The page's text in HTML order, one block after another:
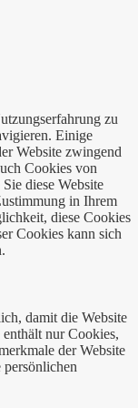
zu
Einige
Website zwingend
Cookies von
diese Website
in Ihrem
diese Cookies
Cookies kann sich
damit die Website
nur Cookies,
der Website